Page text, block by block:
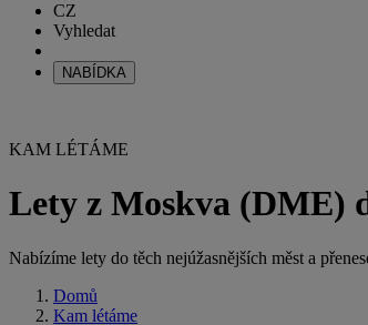
CZ
Vyhledat
NABÍDKA
KAM LÉTÁME
Lety z Moskva (DME)
Nabízíme lety do těch nejúžasnějších měst a
Domů
Kam létáme